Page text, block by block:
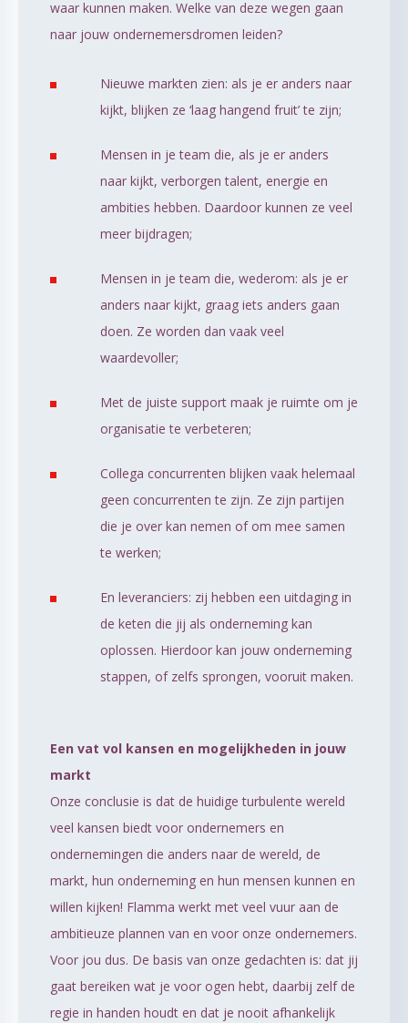
waar kunnen maken. Welke van deze wegen gaan
naar jouw ondernemersdromen leiden?
Nieuwe markten zien: als je er anders naar
kijkt, blijken ze ‘laag hangend fruit’ te zijn;
Mensen in je team die, als je er anders
naar kijkt, verborgen talent, energie en
ambities hebben. Daardoor kunnen ze veel
meer bijdragen;
Mensen in je team die, wederom: als je er
anders naar kijkt, graag iets anders gaan
doen. Ze worden dan vaak veel
waardevoller;
Met de juiste support maak je ruimte om je
organisatie te verbeteren;
Collega concurrenten blijken vaak helemaal
geen concurrenten te zijn. Ze zijn partijen
die je over kan nemen of om mee samen
te werken;
En leveranciers: zij hebben een uitdaging in
de keten die jij als onderneming kan
oplossen. Hierdoor kan jouw onderneming
stappen, of zelfs sprongen, vooruit maken.
Een vat vol kansen en mogelijkheden in jouw
markt
Onze conclusie is dat de huidige turbulente wereld
veel kansen biedt voor ondernemers en
ondernemingen die anders naar de wereld, de
markt, hun onderneming en hun mensen kunnen en
willen kijken! Flamma werkt met veel vuur aan de
ambitieuze plannen van en voor onze ondernemers.
Voor jou dus. De basis van onze gedachten is: dat jij
gaat bereiken wat je voor ogen hebt, daarbij zelf de
regie in handen houdt en dat je nooit afhankelijk